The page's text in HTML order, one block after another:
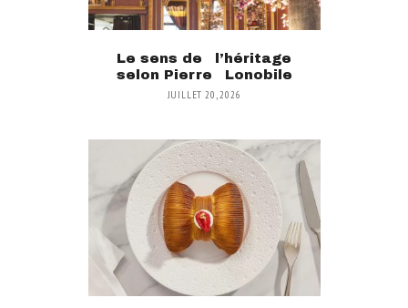
Le sens de l’héritage
selon Pierre Lonobile
JUILLET 20, 2026